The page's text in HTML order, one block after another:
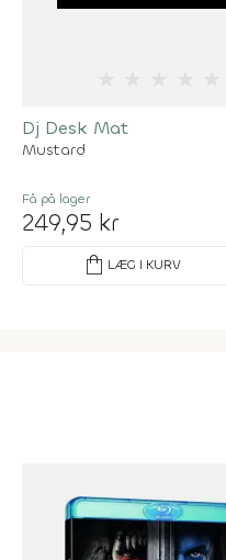
Dj Desk Mat
Mustard
Få på lager
249,95 kr
shopping_bag LÆG I KURV